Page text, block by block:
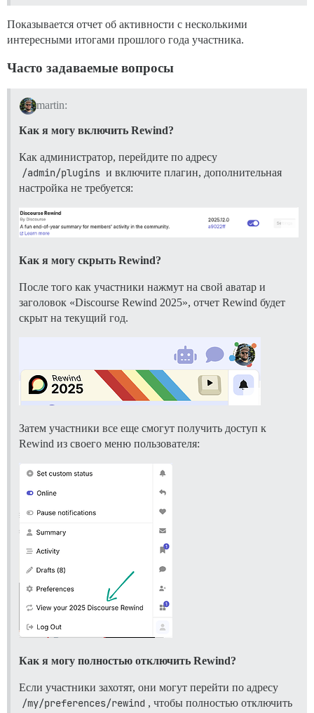
Показывается отчет об активности с несколькими
интересными итогами прошлого года участника.
Часто задаваемые вопросы
martin:
Как я могу включить Rewind?
Как администратор, перейдите по адресу
/admin/plugins и включите плагин, дополнительная
настройка не требуется:
Как я могу скрыть Rewind?
После того как участники нажмут на свой аватар и
заголовок «Discourse Rewind 2025», отчет Rewind будет
скрыт на текущий год.
Затем участники все еще смогут получить доступ к
Rewind из своего меню пользователя:
Как я могу полностью отключить Rewind?
Если участники захотят, они могут перейти по адресу
/my/preferences/rewind , чтобы полностью отключить